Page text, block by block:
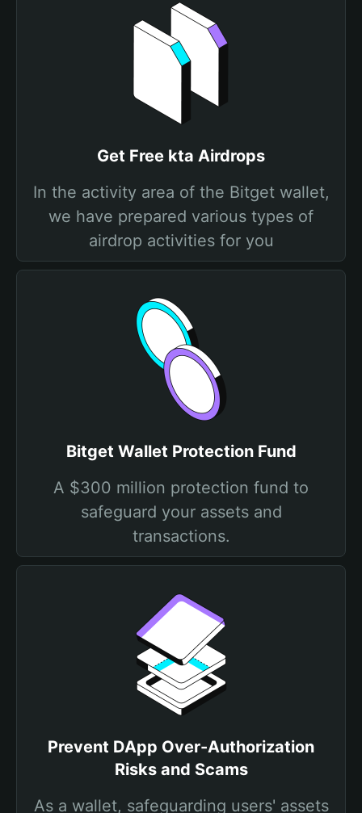
Get Free kta Airdrops
In the activity area of the Bitget wallet,
we have prepared various types of
airdrop activities for you
Bitget Wallet Protection Fund
A $300 million protection fund to
safeguard your assets and
transactions.
Prevent DApp Over-Authorization
Risks and Scams
As a wallet, safeguarding users' assets